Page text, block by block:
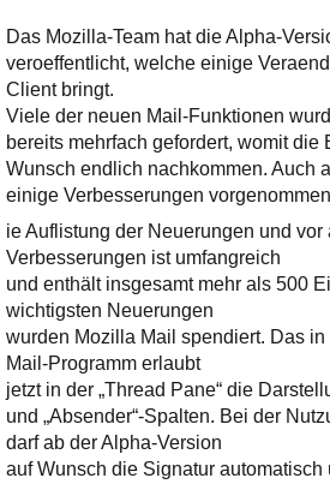
Das Mozilla-Team hat die Alpha-
veroeffentlicht, welche einige
Client bringt.
Viele der neuen Mail-Funktionen
bereits mehrfach gefordert, womit die
Wunsch endlich nachkommen. Auch
einige Verbesserungen
ie Auflistung der Neuerungen und vor
Verbesserungen ist umfangreich
und enthält insgesamt mehr als 500
wichtigsten Neuerungen
wurden Mozilla Mail spendiert. Das
Mail-Programm erlaubt
jetzt in der „Thread Pane“ die
und „Absender“-Spalten. Bei der
darf ab der Alpha-Version
auf Wunsch die Signatur automatisch
bereithält!
Wie z.B. Outlook,
GMail, Thunderbird
oder auch
KuNoMail, usw.
Ihre E-Mail
Adresse:
E-Mail
E-Mail bestätigen